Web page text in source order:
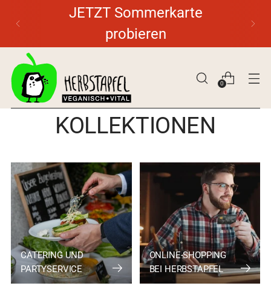
JETZT Sommerkarte
probieren
0
KOLLEKTIONEN
CATERING UND
PARTYSERVICE
ONLINE-SHOPPING
BEI HERBSTAPFEL